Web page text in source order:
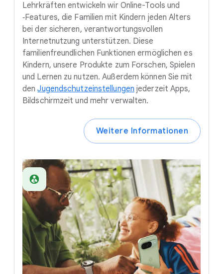
Lehrkräften entwickeln wir Online-Tools und
‑Features, die Familien mit Kindern jeden Alters
bei der sicheren, verantwortungsvollen
Internetnutzung unterstützen. Diese
familienfreundlichen Funktionen ermöglichen es
Kindern, unsere Produkte zum Forschen, Spielen
und Lernen zu nutzen. Außerdem können Sie mit
denJugendschutzeinstellungen jederzeit Apps,
Bildschirmzeit und mehr verwalten.
Weitere Informationen